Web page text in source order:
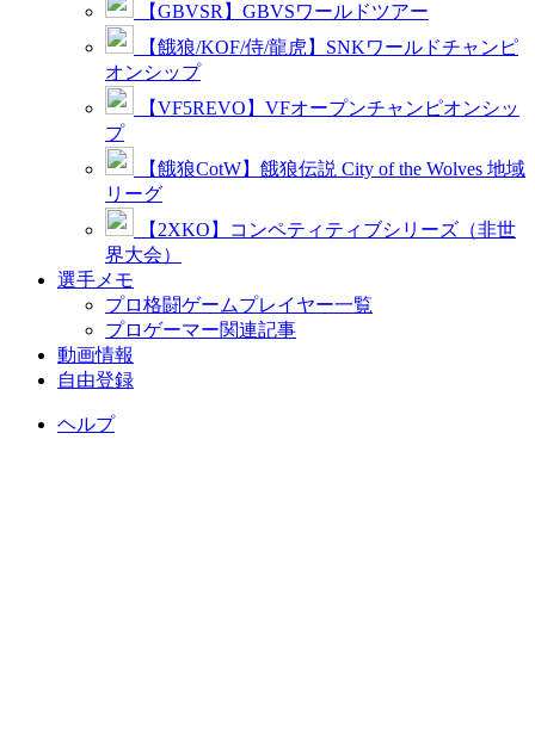
【GBVSR】GBVSワールドツアー
【餓狼/KOF/侍/龍虎】SNKワールドチャンピ
オンシップ
【VF5REVO】VFオープンチャンピオンシッ
プ
【餓狼CotW】餓狼伝説 City of the Wolves 地域
リーグ
【2XKO】コンペティティブシリーズ（非世
界大会）
選手メモ
プロ格闘ゲームプレイヤー一覧
プロゲーマー関連記事
動画情報
自由登録
ヘルプ